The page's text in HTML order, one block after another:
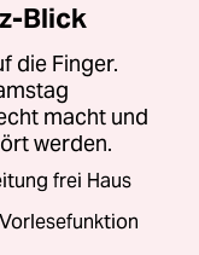
Blick
die Finger.
macht und
werden.
frei Haus